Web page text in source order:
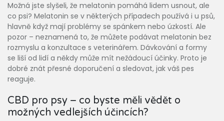
Možná jste slyšeli, že melatonin pomáhá lidem usnout, ale
co psi? Melatonin se v některých případech používá i u psů,
hlavně když mají problémy se spánkem nebo úzkostí. Ale
pozor – neznamená to, že můžete podávat melatonin bez
rozmyslu a konzultace s veterinářem. Dávkování a formy
se liší od lidí a někdy může mít nežádoucí účinky. Proto je
dobré znát přesné doporučení a sledovat, jak váš pes
reaguje.
CBD pro psy – co byste měli vědět o
možných vedlejších účincích?